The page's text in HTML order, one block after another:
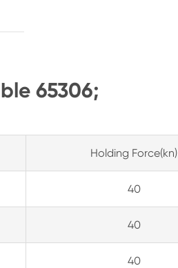
65306;
Holding Force(kn)
40
40
40